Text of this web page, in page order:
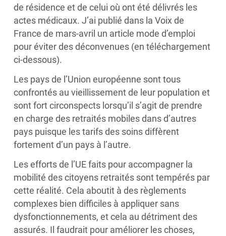
de résidence et de celui où ont été délivrés les
actes médicaux. J’ai publié dans la Voix de
France de mars-avril un article mode d’emploi
pour éviter des déconvenues (en téléchargement
ci-dessous).
Les pays de l’Union européenne sont tous
confrontés au vieillissement de leur population et
sont fort circonspects lorsqu’il s’agit de prendre
en charge des retraités mobiles dans d’autres
pays puisque les tarifs des soins diffèrent
fortement d’un pays à l’autre.
Les efforts de l’UE faits pour accompagner la
mobilité des citoyens retraités sont tempérés par
cette réalité. Cela aboutit à des règlements
complexes bien difficiles à appliquer sans
dysfonctionnements, et cela au détriment des
assurés. Il faudrait pour améliorer les choses,